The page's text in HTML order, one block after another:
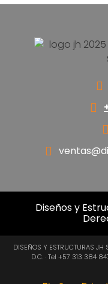
Diseños y
DISEÑOS Y ESTRUCTURAS
D.C. · Tel +57 313 384